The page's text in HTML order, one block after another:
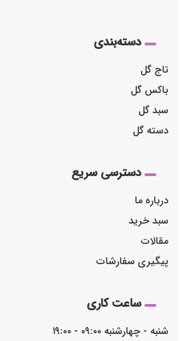
دسته‌بندی
تاج گل
باکس گل
سبد گل
دسته گل
دسترسی سریع
درباره ما
سبد خرید
مقالات
پیگیری سفارشات
ساعت کاری
شنبه - چهارشنبه ۰۹:۰۰ - ۱۹:۰۰